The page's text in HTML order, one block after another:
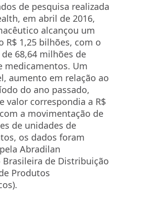
de pesquisa realizada
em abril de 2016,
alcançou um
R$ 1,25 bilhões, com o
68,64 milhões de
medicamentos. Um
aumento em relação ao
do ano passado,
valor correspondia a R$
a movimentação de
de unidades de
os dados foram
Abradilan
Brasileira de Distribuição
Produtos